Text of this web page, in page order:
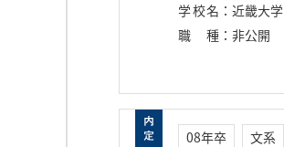
学校名 ： 近畿大学
職種 ： 非公開
08年卒 文系